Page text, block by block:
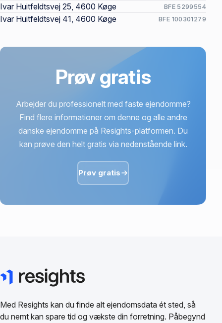
Ivar Huitfeldtsvej 25, 4600 Køge BFE 5299554
Ivar Huitfeldtsvej 41, 4600 Køge BFE 100301279
Prøv gratis
Arbejder du professionelt med faste ejendomme?
Find flere informationer om denne og alle andre
danske ejendomme på Resights-platformen. Du
kan prøve den helt gratis via nedenstående link.
Prøv gratis
Med Resights kan du finde alt ejendomsdata ét sted, så
du nemt kan spare tid og vækste din forretning. Påbegynd